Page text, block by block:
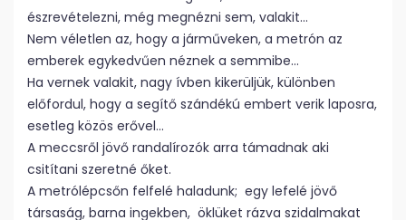
észrevételezni, még megnézni sem, valakit…
Nem véletlen az, hogy a járműveken, a metrón az
emberek egykedvűen néznek a semmibe…
Ha vernek valakit, nagy ívben kikerüljük, különben
előfordul, hogy a segítő szándékú embert verik laposra,
esetleg közös erővel…
A meccsről jövő randalírozók arra támadnak aki
csitítani szeretné őket.
A metrólépcsőn felfelé haladunk; egy lefelé jövő
társaság, barna ingekben, öklüket rázva szidalmakat